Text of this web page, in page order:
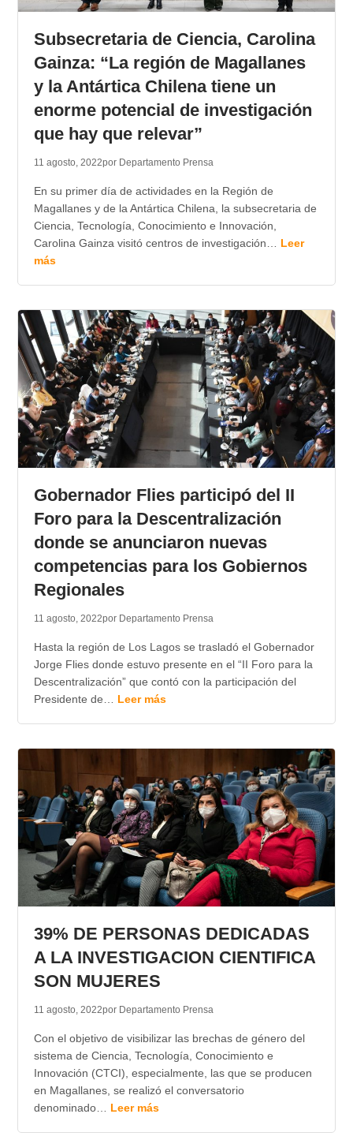
Subsecretaria de Ciencia, Carolina
Gainza: “La región de Magallanes
y la Antártica Chilena tiene un
enorme potencial de investigación
que hay que relevar”
11 agosto, 2022por Departamento Prensa
En su primer día de actividades en la Región de
Magallanes y de la Antártica Chilena, la subsecretaria de
Ciencia, Tecnología, Conocimiento e Innovación,
Carolina Gainza visitó centros de investigación… Leer
más
Gobernador Flies participó del II
Foro para la Descentralización
donde se anunciaron nuevas
competencias para los Gobiernos
Regionales
11 agosto, 2022por Departamento Prensa
Hasta la región de Los Lagos se trasladó el Gobernador
Jorge Flies donde estuvo presente en el “II Foro para la
Descentralización” que contó con la participación del
Presidente de… Leer más
39% DE PERSONAS DEDICADAS
A LA INVESTIGACION CIENTIFICA
SON MUJERES
11 agosto, 2022por Departamento Prensa
Con el objetivo de visibilizar las brechas de género del
sistema de Ciencia, Tecnología, Conocimiento e
Innovación (CTCI), especialmente, las que se producen
en Magallanes, se realizó el conversatorio
denominado… Leer más